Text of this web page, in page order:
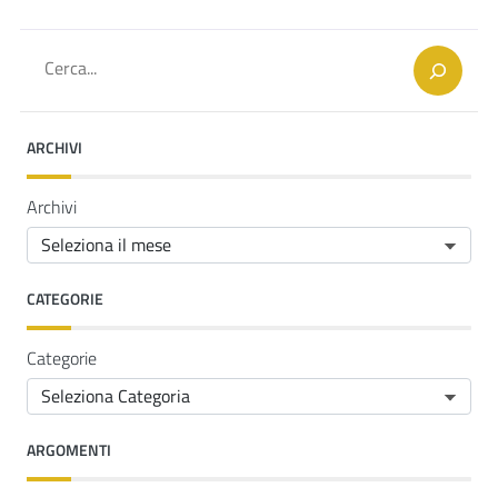
Cerca
ARCHIVI
Archivi
CATEGORIE
Categorie
ARGOMENTI